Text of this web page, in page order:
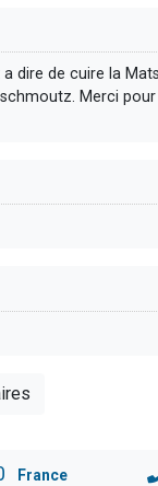
dire de cuire la
Merci
France